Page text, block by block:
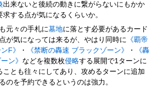
出来ないと後続の動きに繋がらないにもかか
求する点が気になるくらいか。
元々の手札に墓地に落とす必要があるカード
が気になっては来るが、やはり同時に 《覇帝
F》
・ 《禁断の轟速 ブラックゾーン》 ・
《轟
ン》 などを複数枚侵略する展開で1ターンに
ことも往々にしてあり、攻めるターンに追加
のを予約できるというのは強力。